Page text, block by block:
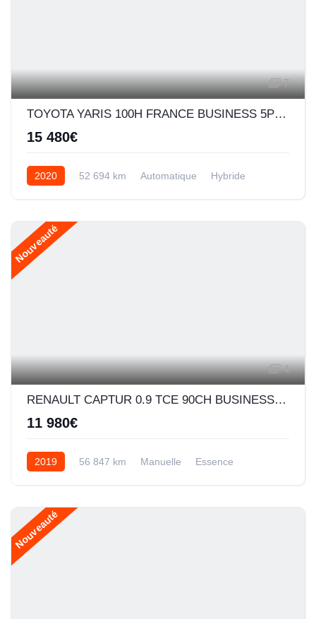
7
TOYOTA YARIS 100H FRANCE BUSINESS 5P MY19
15 480€
2020 52 694 km Automatique Hybride
Nouveauté
4
RENAULT CAPTUR 0.9 TCE 90CH BUSINESS - 19
11 980€
2019 56 847 km Manuelle Essence
Nouveauté